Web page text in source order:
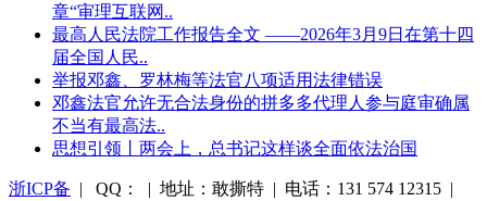
章“审理互联网..
最高人民法院工作报告全文 ——2026年3月9日在第十四
届全国人民..
举报邓鑫、罗林梅等法官八项适用法律错误
邓鑫法官允许无合法身份的拼多多代理人参与庭审确属
不当有最高法..
思想引领丨两会上，总书记这样谈全面依法治国
浙ICP备 | QQ： | 地址：敢撕特 | 电话：131 574 12315 |